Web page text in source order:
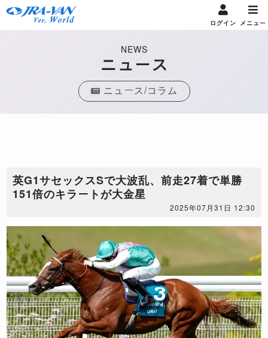
ログイン メニュー
NEWS
ニュース
ニュース/コラム
英G1サセックスSで大波乱、前走27着で単勝
151倍のキラートが大金星
2025年07月31日 12:30